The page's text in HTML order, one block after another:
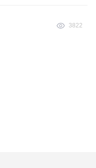
3822